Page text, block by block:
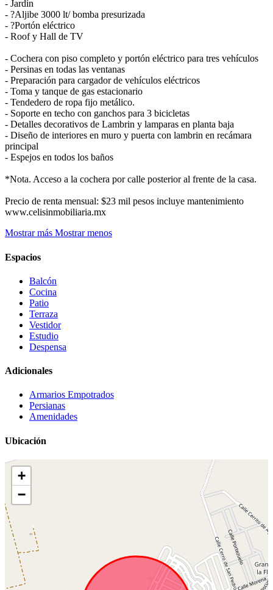
- Jardín
- ?Aljibe 3000 lt/ bomba presurizada
- ?Portón eléctrico
- Roof y Hall de TV
- Cochera con piso completo y portón eléctrico para tres vehículos
- Persinas en todas las ventanas
- Preparación para cargador de vehículos eléctricos
- Toma y tanque de gas estacionario
- Tendedero de ropa fijo metálico.
- Soporte en techo con ganchos para 3 bicicletas
- Detalles decorativos de Lambrin y lamparas en planta baja
- Diseño de interiores en muro y puerta con lambrin en recámara
principal
- Espejos en todos los baños
*Nota. Acceso a la cochera por calle posterior al frente de la casa.
Precio de renta mensual: $23 mil pesos incluye mantenimiento
www.celisinmobiliaria.mx
Mostrar más Mostrar menos
Espacios
Balcón
Cocina
Patio
Terraza
Vestidor
Estudio
Despensa
Adicionales
Armarios Empotrados
Persianas
Amenidades
Ubicación
+
−